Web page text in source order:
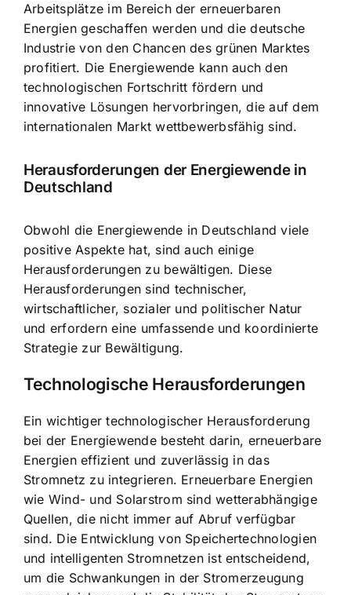
Arbeitsplätze im Bereich der erneuerbaren
Energien geschaffen werden und die deutsche
Industrie von den Chancen des grünen Marktes
profitiert. Die Energiewende kann auch den
technologischen Fortschritt fördern und
innovative Lösungen hervorbringen, die auf dem
internationalen Markt wettbewerbsfähig sind.
Herausforderungen der Energiewende in
Deutschland
Obwohl die Energiewende in Deutschland viele
positive Aspekte hat, sind auch einige
Herausforderungen zu bewältigen. Diese
Herausforderungen sind technischer,
wirtschaftlicher, sozialer und politischer Natur
und erfordern eine umfassende und koordinierte
Strategie zur Bewältigung.
Technologische Herausforderungen
Ein wichtiger technologischer Herausforderung
bei der Energiewende besteht darin, erneuerbare
Energien effizient und zuverlässig in das
Stromnetz zu integrieren. Erneuerbare Energien
wie Wind- und Solarstrom sind wetterabhängige
Quellen, die nicht immer auf Abruf verfügbar
sind. Die Entwicklung von Speichertechnologien
und intelligenten Stromnetzen ist entscheidend,
um die Schwankungen in der Stromerzeugung